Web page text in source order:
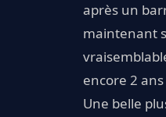
après un
maintenant
encore 2
Une belle